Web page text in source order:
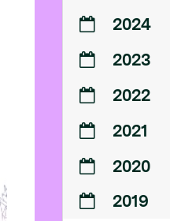
2024
2023
2022
2021
2020
2019